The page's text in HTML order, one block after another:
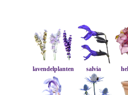
lavendelplanten salvia